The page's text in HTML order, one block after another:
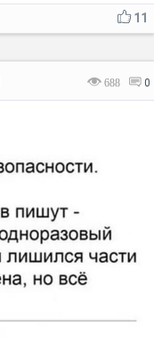
11
688 0